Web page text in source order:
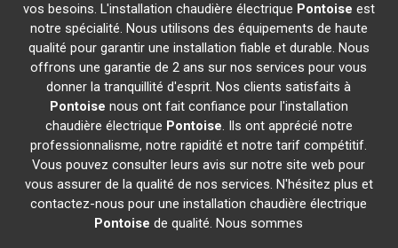
vos besoins. L'installation chaudière électrique Pontoise est
notre spécialité. Nous utilisons des équipements de haute
qualité pour garantir une installation fiable et durable. Nous
offrons une garantie de 2 ans sur nos services pour vous
donner la tranquillité d'esprit. Nos clients satisfaits à
Pontoise nous ont fait confiance pour l'installation
chaudière électrique Pontoise. Ils ont apprécié notre
professionnalisme, notre rapidité et notre tarif compétitif.
Vous pouvez consulter leurs avis sur notre site web pour
vous assurer de la qualité de nos services. N'hésitez plus et
contactez-nous pour une installation chaudière électrique
Pontoise de qualité. Nous sommes